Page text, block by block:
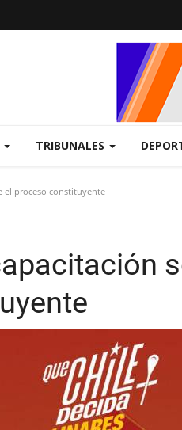
TRIBUNALES
el proceso constituyente